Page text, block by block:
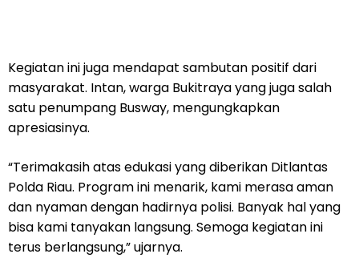
Kegiatan ini juga mendapat sambutan positif dari
masyarakat. Intan, warga Bukitraya yang juga salah
satu penumpang Busway, mengungkapkan
apresiasinya.
“Terimakasih atas edukasi yang diberikan Ditlantas
Polda Riau. Program ini menarik, kami merasa aman
dan nyaman dengan hadirnya polisi. Banyak hal yang
bisa kami tanyakan langsung. Semoga kegiatan ini
terus berlangsung,” ujarnya.